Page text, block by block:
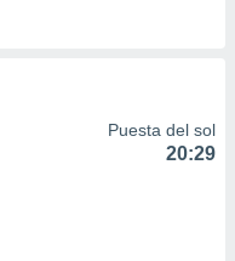
Puesta del sol
20:29